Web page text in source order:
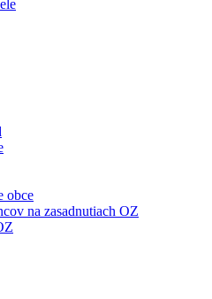
obce
na zasadnutiach OZ